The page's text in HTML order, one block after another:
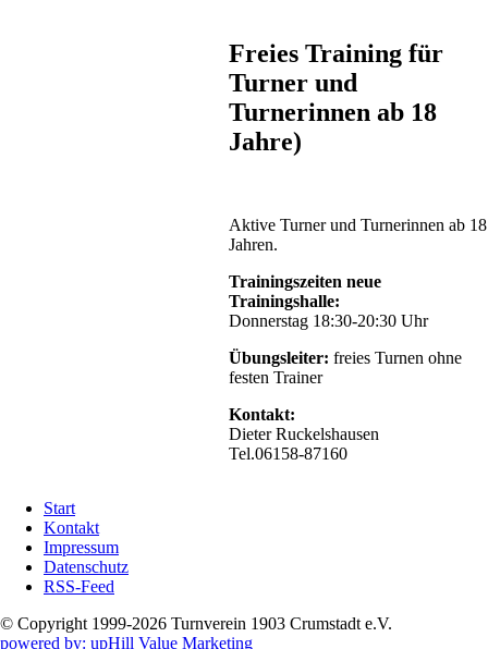
Freies Training für
Turner und
Turnerinnen ab 18
Jahre)
Aktive Turner und Turnerinnen ab 18
Jahren.
Trainingszeiten neue
Trainingshalle:
Donnerstag 18:30-20:30 Uhr
Übungsleiter: freies Turnen ohne
festen Trainer
Kontakt:
Dieter Ruckelshausen
Tel.06158-87160
überspringen
Start
Kontakt
Impressum
Datenschutz
RSS-Feed
© Copyright 1999-2026 Turnverein 1903 Crumstadt e.V.
powered by: upHill Value Marketing